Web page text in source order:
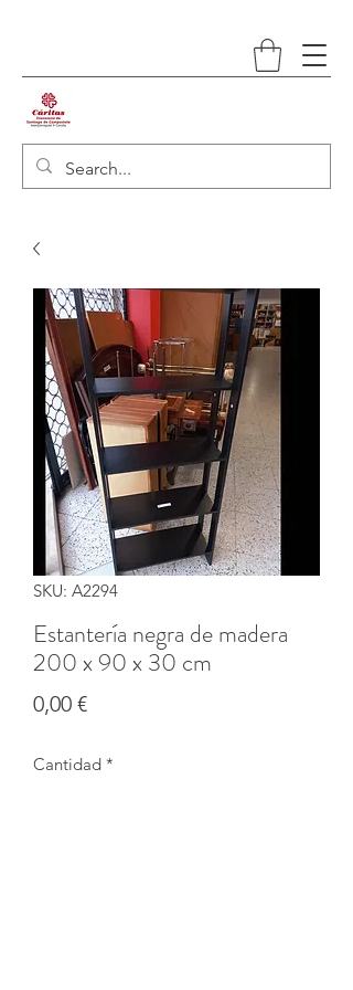
SKU: A2294
Estantería negra de madera
200 x 90 x 30 cm
0,00 €Precio
Cantidad *